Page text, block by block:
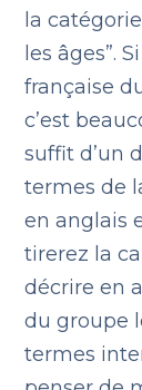
la
les âges”.
française
c’est
suffit d’un
termes de
en anglais
tirerez la
décrire en
du groupe
termes